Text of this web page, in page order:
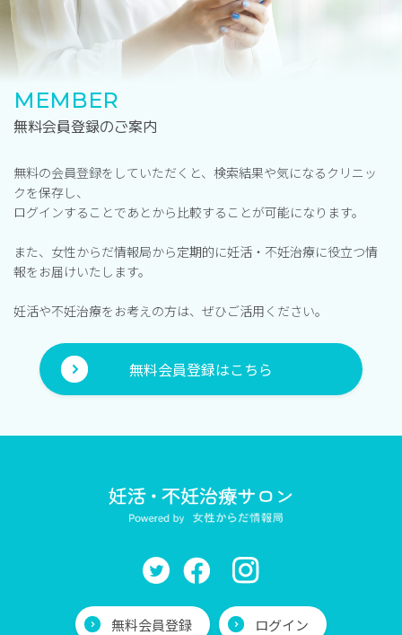
MEMBER
無料会員登録のご案内
無料の会員登録をしていただくと、検索結果や気になるクリニッ
クを保存し、
ログインすることであとから比較することが可能になります。
また、女性からだ情報局から定期的に妊活・不妊治療に役立つ情
報をお届けいたします。
妊活や不妊治療をお考えの方は、ぜひご活用ください。
無料会員登録はこちら
無料会員登録 ログイン